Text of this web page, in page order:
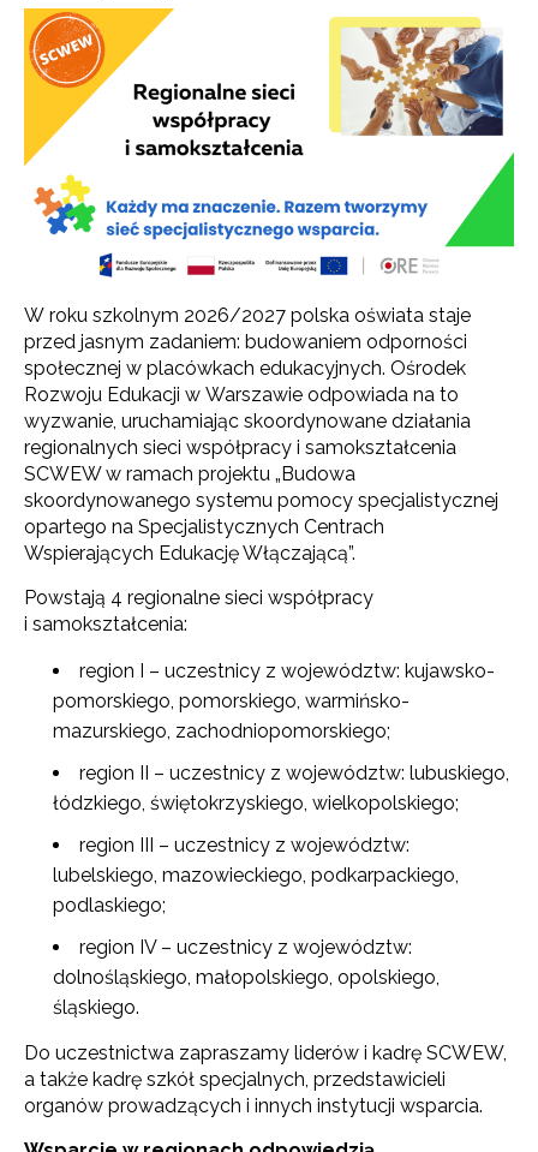
W roku szkolnym 2026/2027 polska oświata staje
przed jasnym zadaniem: budowaniem odporności
społecznej w placówkach edukacyjnych. Ośrodek
Rozwoju Edukacji w Warszawie odpowiada na to
wyzwanie, uruchamiając skoordynowane działania
regionalnych sieci współpracy i samokształcenia
SCWEW w ramach projektu „Budowa
skoordynowanego systemu pomocy specjalistycznej
opartego na Specjalistycznych Centrach
Wspierających Edukację Włączającą”.
Powstają 4 regionalne sieci współpracy
i samokształcenia:
region I – uczestnicy z województw: kujawsko-
pomorskiego, pomorskiego, warmińsko-
mazurskiego, zachodniopomorskiego;
region II – uczestnicy z województw: lubuskiego,
łódzkiego, świętokrzyskiego, wielkopolskiego;
region III – uczestnicy z województw:
lubelskiego, mazowieckiego, podkarpackiego,
podlaskiego;
region IV – uczestnicy z województw:
dolnośląskiego, małopolskiego, opolskiego,
śląskiego.
Do uczestnictwa zapraszamy liderów i kadrę SCWEW,
a także kadrę szkół specjalnych, przedstawicieli
organów prowadzących i innych instytucji wsparcia.